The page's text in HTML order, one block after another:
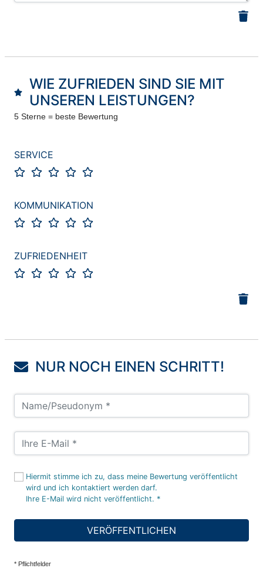
WIE ZUFRIEDEN SIND SIE MIT
UNSEREN LEISTUNGEN?
5 Sterne = beste Bewertung
SERVICE
KOMMUNIKATION
ZUFRIEDENHEIT
NUR NOCH EINEN SCHRITT!
Hiermit stimme ich zu, dass meine Bewertung veröffentlicht
wird und ich kontaktiert werden darf.
Ihre E-Mail wird nicht veröffentlicht. *
VERÖFFENTLICHEN
* Pflichtfelder